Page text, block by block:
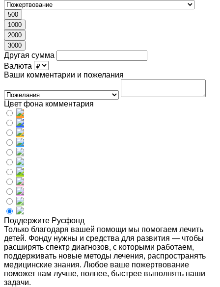
500
1000
2000
3000
Другая сумма
Валюта
Ваши комментарии и пожелания
Цвет фона комментария
Поддержите Русфонд
Только благодаря вашей помощи мы помогаем лечить
детей. Фонду нужны и средства для развития — чтобы
расширять спектр диагнозов, с которыми работаем,
поддерживать новые методы лечения, распространять
медицинские знания. Любое ваше пожертвование
поможет нам лучше, полнее, быстрее выполнять наши
задачи.